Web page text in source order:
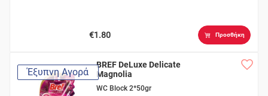
€1.80 Προσθήκη
Έξυπνη Αγορά
BREF DeLuxe Delicate
Magnolia
WC Block 2*50gr